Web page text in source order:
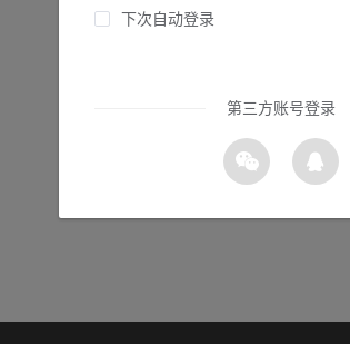
下次自动登录
第三方账号登录